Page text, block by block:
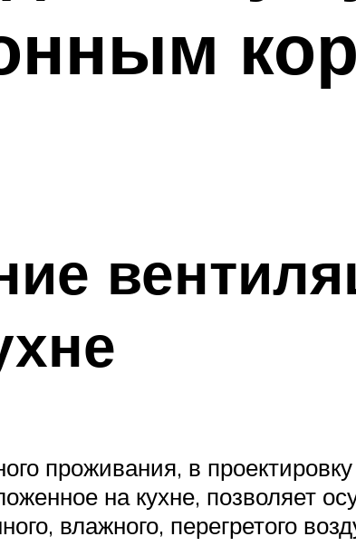
проживания, в
на кухне, позволяет
влажного, перегретого